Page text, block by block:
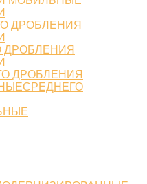
ДРОБЛЕНИЯ
ДРОБЛЕНИЯ
ДРОБЛЕНИЯ